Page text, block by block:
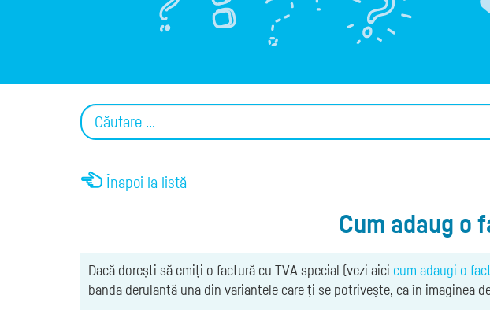
Înapoi la listă
Cum adaug o
Dacă dorești să emiți o factură cu TVA special (vezi aici cum adaugi o
banda derulantă una din variantele care ți se potrivește, ca în imaginea